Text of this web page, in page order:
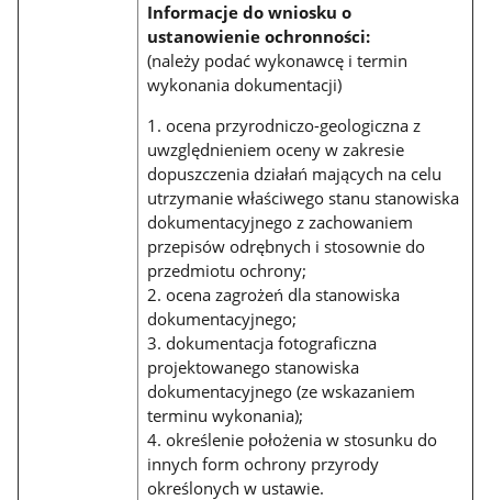
Informacje do wniosku o
ustanowienie ochronności:
(należy podać wykonawcę i termin
wykonania dokumentacji)
1. ocena przyrodniczo-geologiczna z
uwzględnieniem oceny w zakresie
dopuszczenia działań mających na celu
utrzymanie właściwego stanu stanowiska
dokumentacyjnego z zachowaniem
przepisów odrębnych i stosownie do
przedmiotu ochrony;
2. ocena zagrożeń dla stanowiska
dokumentacyjnego;
3. dokumentacja fotograficzna
projektowanego stanowiska
dokumentacyjnego (ze wskazaniem
terminu wykonania);
4. określenie położenia w stosunku do
innych form ochrony przyrody
określonych w ustawie.